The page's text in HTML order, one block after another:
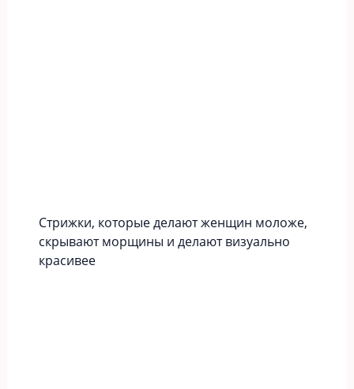
Стрижки, которые делают женщин моложе,
скрывают морщины и делают визуально
красивее